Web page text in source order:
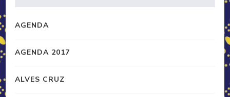
AGENDA
AGENDA 2017
ALVES CRUZ